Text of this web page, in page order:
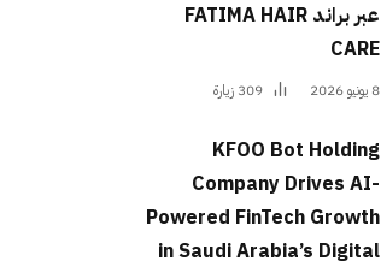
عبر براند FATIMA HAIR
CARE
8 يونيو 2026 309 زيارة
KFOO Bot Holding
Company Drives AI-
Powered FinTech Growth
in Saudi Arabia’s Digital